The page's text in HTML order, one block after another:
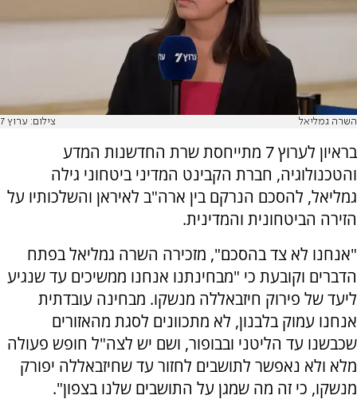
השרה גמליאל צילום: ערוץ 7
בראיון לערוץ 7 מתייחסת שרת החדשנות המדע
והטכנולוגיה, חברת הקבינט המדיני ביטחוני גילה
גמליאל, להסכם הנרקם בין ארה"ב לאיראן והשלכותיו על
הזירה הביטחונית והמדינית.
"אנחנו לא צד בהסכם", מזכירה השרה גמליאל בפתח
הדברים וקובעת כי "מבחינתנו אנחנו ממשיכים עד שנגיע
ליעד של פירוק חיזבאללה מנשקו. מבחינה עובדתית
אנחנו עמוק בלבנון, לא מתכוונים לסגת מהאזורים
שכבשנו עד הליטני ובבופור, ושם יש לצה"ל חופש פעולה
מלא ולא נאפשר לתושבים לחזור עד שחיזבאללה יפורק
מנשקו, כי זה מה שמגן על התושבים שלנו בצפון".